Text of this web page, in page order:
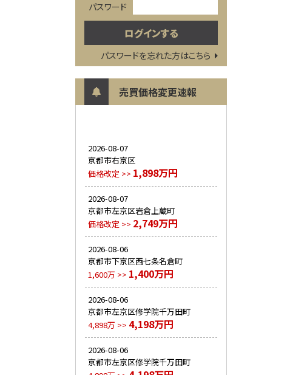
パスワード
パスワードを忘れた方はこちら
売買価格変更速報
2026-08-07
京都市右京区
価格改定 >> 1,898万円
2026-08-07
京都市左京区岩倉上蔵町
価格改定 >> 2,749万円
2026-08-06
京都市下京区西七条名倉町
1,600万 >> 1,400万円
2026-08-06
京都市左京区修学院千万田町
4,898万 >> 4,198万円
2026-08-06
京都市左京区修学院千万田町